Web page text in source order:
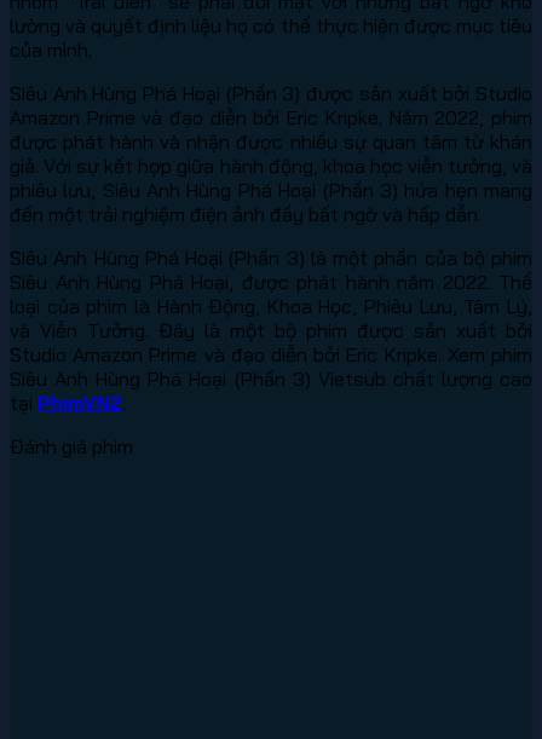
lường và quyết định liệu họ có thể thực hiện được mục tiêu
của mình.
Siêu Anh Hùng Phá Hoại (Phần 3) được sản xuất bởi Studio
Amazon Prime và đạo diễn bởi Eric Kripke. Năm 2022, phim
được phát hành và nhận được nhiều sự quan tâm từ khán
giả. Với sự kết hợp giữa hành động, khoa học viễn tưởng, và
phiêu lưu, Siêu Anh Hùng Phá Hoại (Phần 3) hứa hẹn mang
đến một trải nghiệm điện ảnh đầy bất ngờ và hấp dẫn.
Siêu Anh Hùng Phá Hoại (Phần 3) là một phần của bộ phim
Siêu Anh Hùng Phá Hoại, được phát hành năm 2022. Thể
loại của phim là Hành Động, Khoa Học, Phiêu Lưu, Tâm Lý,
và Viễn Tưởng. Đây là một bộ phim được sản xuất bởi
Studio Amazon Prime và đạo diễn bởi Eric Kripke. Xem phim
Siêu Anh Hùng Phá Hoại (Phần 3) Vietsub chất lượng cao
tại PhimVN2.
Đánh giá phim